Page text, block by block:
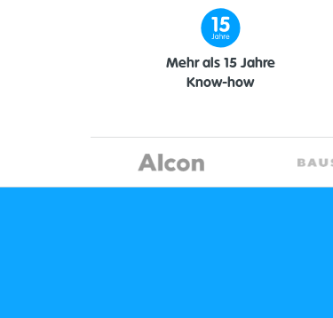
Mehr als 15 Jahre
Know-how